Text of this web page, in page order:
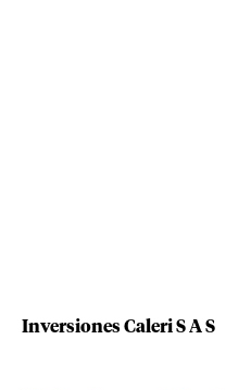
Inversiones Caleri S A S